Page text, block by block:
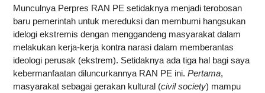
Munculnya Perpres RAN PE setidaknya menjadi terobosan
baru pemerintah untuk mereduksi dan membumi hangsukan
idelogi ekstremis dengan menggandeng masyarakat dalam
melakukan kerja-kerja kontra narasi dalam memberantas
ideologi perusak (ekstrem). Setidaknya ada tiga hal bagi saya
kebermanfaatan diluncurkannya RAN PE ini.Pertama,
masyarakat sebagai gerakan kultural (civil society) mampu